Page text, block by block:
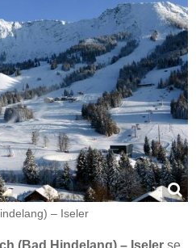
– Iseler